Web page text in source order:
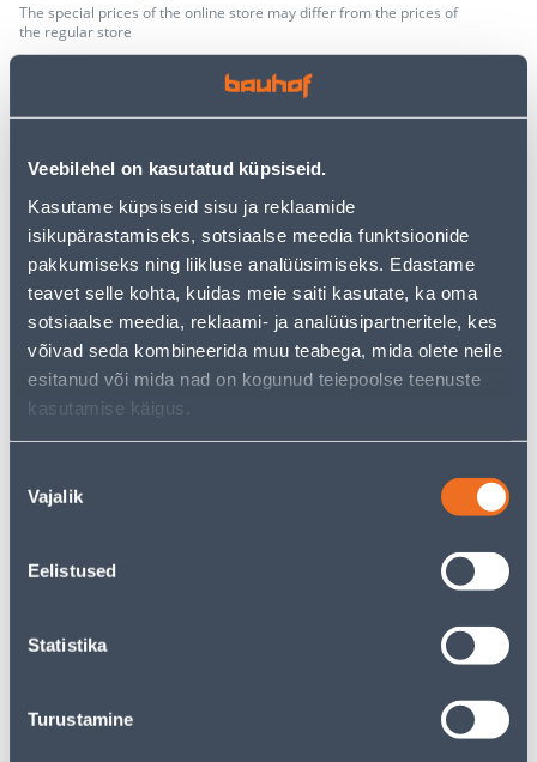
Veebilehel on kasutatud küpsiseid.
Kasutame küpsiseid sisu ja reklaamide
isikupärastamiseks, sotsiaalse meedia funktsioonide
pakkumiseks ning liikluse analüüsimiseks. Edastame
teavet selle kohta, kuidas meie saiti kasutate, ka oma
sotsiaalse meedia, reklaami- ja analüüsipartneritele, kes
võivad seda kombineerida muu teabega, mida olete neile
esitanud või mida nad on kogunud teiepoolse teenuste
kasutamise käigus.
valik
Vajalik
Eelistused
Statistika
Turustamine
The special prices of the online store may differ from the prices of
the regular store
ADD TO CART
See availability
• Ripplaevalgusti, millel on integreeritud LED
valgusallikas võimsusega 4,9 W.
• Valgusti valguse temperatuur on 3000 K ja
valgusvoog on 460 lm.
• Mõõtmed on 7,8 x 7,8 cm.
• 14-päevane tagastusõigus.